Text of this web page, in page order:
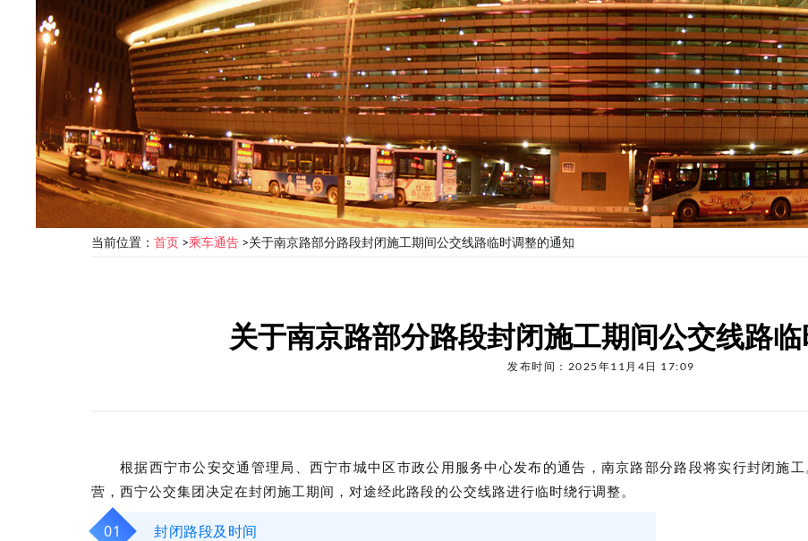
当前位置： 首页 >乘车通告 >关于南京路部分路段封闭施工期间公交线路临时调整的通知
关于南京路部分路段封闭施工期间公交线路
发布时间：2025年11月4日 17:09
根据西宁市公安交通管理局、西宁市城中区市政公用服务中心发布的通告，南京路部分路段将实行封闭施
营，西宁公交集团决定在封闭施工期间，对途经此路段的公交线路进行临时绕行调整。
01 封闭路段及 时间